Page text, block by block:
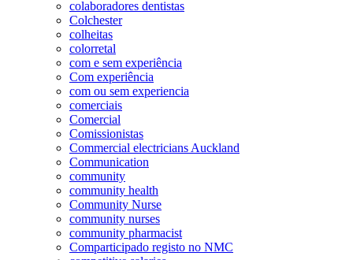
colaboradores dentistas
Colchester
colheitas
colorretal
com e sem experiência
Com experiência
com ou sem experiencia
comerciais
Comercial
Comissionistas
Commercial electricians Auckland
Communication
community
community health
Community Nurse
community nurses
community pharmacist
Comparticipado registo no NMC